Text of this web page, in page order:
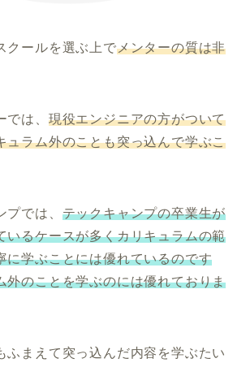
クールを選ぶ上でメンターの質は非
は、 現役エンジニアの方がついて
ュラム外のことも突っ込んで学ぶこ
では、 テックキャンプの卒業生が
いるケースが多くカリキュラムの範
に学ぶことには優れているのです
外のことを学ぶのには優れておりま
ふまえて突っ込んだ内容を学ぶたい